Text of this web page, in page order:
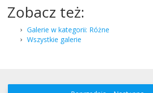
Zobacz też:
Galerie w kategorii: Różne
Wszystkie galerie